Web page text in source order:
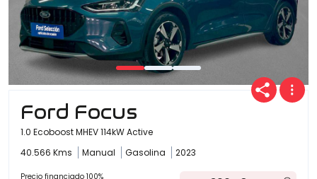
Ford Focus
1.0 Ecoboost MHEV 114kW Active
40.566 Kms
Manual Gasolina 2023
Precio financiado 100%